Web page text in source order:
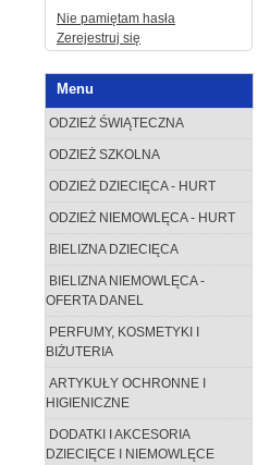
Nie pamiętam hasła
Zerejestruj się
Menu
ODZIEŻ ŚWIĄTECZNA
ODZIEŻ SZKOLNA
ODZIEŻ DZIECIĘCA - HURT
ODZIEŻ NIEMOWLĘCA - HURT
BIELIZNA DZIECIĘCA
BIELIZNA NIEMOWLĘCA -
OFERTA DANEL
PERFUMY, KOSMETYKI I
BIŻUTERIA
ARTYKUŁY OCHRONNE I
HIGIENICZNE
DODATKI I AKCESORIA
DZIECIĘCE I NIEMOWLĘCE